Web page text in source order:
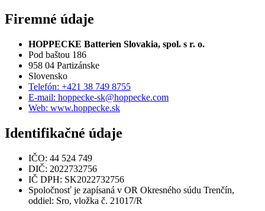
Firemné údaje
HOPPECKE Batterien Slovakia, spol. s r. o.
Pod baštou 186
958 04 Partizánske
Slovensko
Telefón: +421 38 749 8755
E-mail: hoppecke-sk@hoppecke.com
Web: www.hoppecke.sk
Identifikačné údaje
IČO: 44 524 749
DIČ: 2022732756
IČ DPH: SK2022732756
Spoločnosť je zapísaná v OR Okresného súdu Trenčín,
oddiel: Sro, vložka č. 21017/R